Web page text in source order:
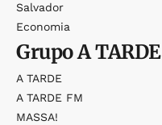
Salvador
Economia
GrupoA TARDE
A TARDE
A TARDE FM
MASSA!